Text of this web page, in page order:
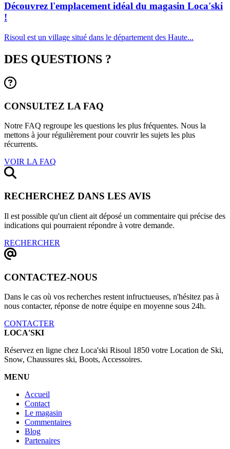
Découvrez l'emplacement idéal du magasin Loca'ski
!
Risoul est un village situé dans le département des Haute...
DES QUESTIONS ?
CONSULTEZ LA FAQ
Notre FAQ regroupe les questions les plus fréquentes. Nous la
mettons à jour régulièrement pour couvrir les sujets les plus
récurrents.
VOIR LA FAQ
RECHERCHEZ DANS LES AVIS
Il est possible qu'un client ait déposé un commentaire qui précise des
indications qui pourraient répondre à votre demande.
RECHERCHER
CONTACTEZ-NOUS
Dans le cas où vos recherches restent infructueuses, n'hésitez pas à
nous contacter, réponse de notre équipe en moyenne sous 24h.
CONTACTER
LOCA'SKI
Réservez en ligne chez Loca'ski Risoul 1850 votre Location de Ski,
Snow, Chaussures ski, Boots, Accessoires.
MENU
Accueil
Contact
Le magasin
Commentaires
Blog
Partenaires